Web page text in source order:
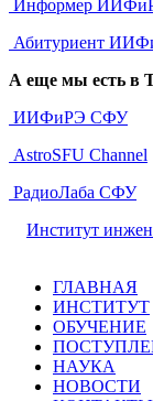
Информер
Абитуриент
А еще мы есть в
ИИФиРЭ СФУ
AstroSFU Channel
РадиоЛаба СФУ
Институт
ГЛАВНАЯ
ИНСТИТУТ
ОБУЧЕНИЕ
НАУКА
НОВОСТИ